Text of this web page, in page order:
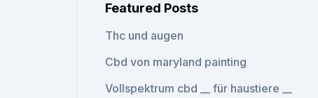
Featured Posts
Thc und augen
Cbd von maryland painting
Vollspektrum cbd __ für haustiere __